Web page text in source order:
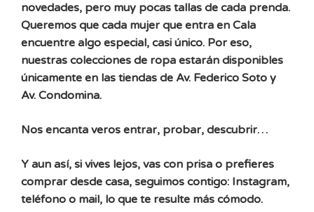
novedades, pero muy pocas tallas de cada prenda.
Queremos que cada mujer que entra en Cala
encuentre algo especial, casi único. Por eso,
nuestras colecciones de ropa estarán disponibles
únicamente en las tiendas de Av. Federico Soto y
Av. Condomina.
Nos encanta veros entrar, probar, descubrir…
Y aun así, si vives lejos, vas con prisa o prefieres
comprar desde casa, seguimos contigo: Instagram,
teléfono o mail, lo que te resulte más cómodo.